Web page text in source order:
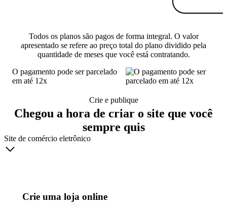
Todos os planos são pagos de forma integral. O valor
apresentado se refere ao preço total do plano dividido pela
quantidade de meses que você está contratando.
O pagamento pode ser parcelado
em até 12x
Crie e publique
Chegou a hora de criar o site que você
sempre quis
Site de comércio eletrônico
Crie uma loja online